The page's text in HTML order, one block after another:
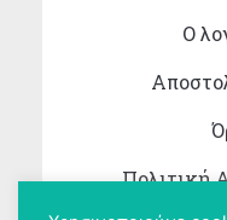
Ο
Πολιτική